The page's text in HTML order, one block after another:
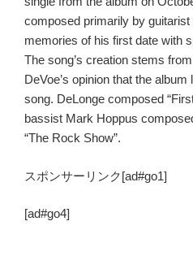
composed primarily by
memories of his first date with
The song’s creation stems
DeVoe’s opinion that the
song. DeLonge composed
bassist Mark Hoppus
“The Rock Show”.
スポンサーリンク[ad#go1]
[ad#go4]